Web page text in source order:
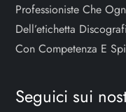
Professioniste Che
Dell’etichetta
Con Competenza E
Seguici sui